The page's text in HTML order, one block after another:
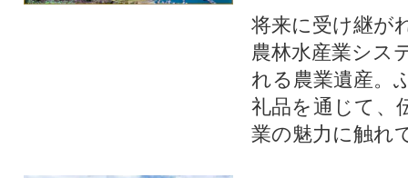
将来に受け継が
農林水産業シス
れる農業遺産。
礼品を通じて、
業の魅力に触れ